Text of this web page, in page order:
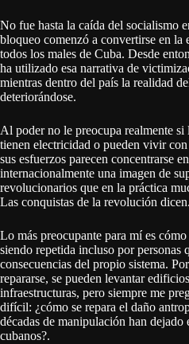
No fue hasta la caída del socialismo
bloqueo comenzó a convertirse en
todos los males de Cuba. Desde
ha utilizado esa narrativa de
mientras dentro del país la realidad
deteriorándose.
Al poder no le preocupa realmente si
tienen electricidad o pueden vivir
sus esfuerzos parecen concentrarse
internacionalmente una imagen de
revolucionarios que en la práctica
Las conquistas de la revolución dicen.
Lo más preocupante para mí es
siendo repetida incluso por personas
consecuencias del propio sistema.
repararse, se pueden levantar
infraestructuras, pero siempre me
difícil: ¿cómo se repara el daño
décadas de manipulación han dejado
cubanos?.